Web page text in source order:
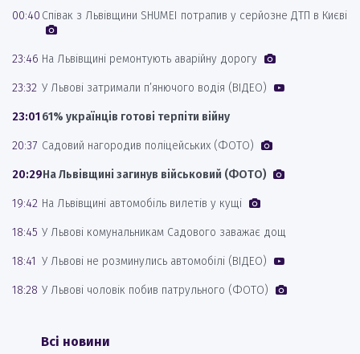
00:40 Співак з Львівщини SHUMEI потрапив у серйозне ДТП в Києві
23:46 На Львівщині ремонтують аварійну дорогу
23:32 У Львові затримали п’янючого водія (ВІДЕО)
23:01 61% українців готові терпіти війну
20:37 Садовий нагородив поліцейських (ФОТО)
20:29На Львівщині загинув військовий (ФОТО)
19:42 На Львівщині автомобіль вилетів у кущі
18:45 У Львові комунальникам Садового заважає дощ
18:41 У Львові не розминулись автомобілі (ВІДЕО)
18:28 У Львові чоловік побив патрульного (ФОТО)
Всі новини